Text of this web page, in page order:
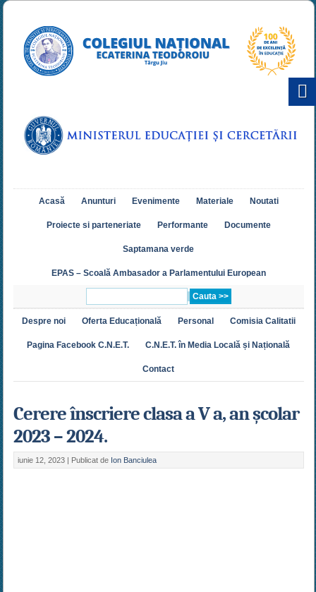
Acasă Anunturi Evenimente Materiale Noutati
Proiecte si parteneriate Performante Documente
Saptamana verde
EPAS – Scoală Ambasador a Parlamentului European
Despre noi Oferta Educațională Personal Comisia Calitatii
Pagina Facebook C.N.E.T. C.N.E.T. în Media Locală și Națională
Contact
Cerere înscriere clasa a V a, an școlar
2023 – 2024.
iunie 12, 2023 | Publicat de Ion Banciulea